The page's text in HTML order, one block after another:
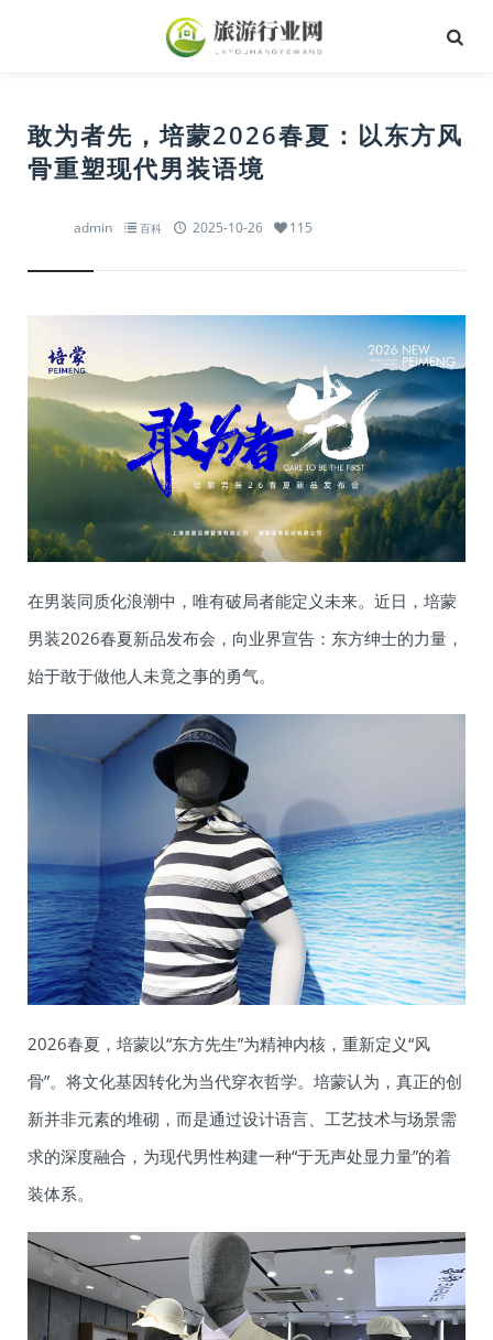
​敢为者先，培蒙2026春夏：以东方风
骨重塑现代男装语境
admin 百科 2025-10-26 115
在男装同质化浪潮中，唯有破局者能定义未来。近日，培蒙
男装2026春夏新品发布会，向业界宣告：东方绅士的力量，
始于敢于做他人未竟之事的勇气。
2026春夏，培蒙以“东方先生”为精神内核，重新定义“风
骨”。将文化基因转化为当代穿衣哲学。培蒙认为，真正的创
新并非元素的堆砌，而是通过设计语言、工艺技术与场景需
求的深度融合，为现代男性构建一种“于无声处显力量”的着
装体系。